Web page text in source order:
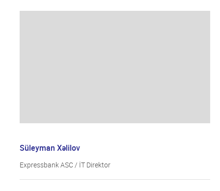
Süleyman Xəlilov
Expressbank ASC / İT Direktor